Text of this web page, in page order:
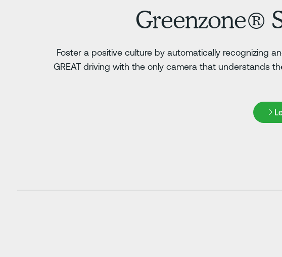
Greenzone®
Foster a positive culture by automatically recognizing
GREAT driving with the only camera that understands